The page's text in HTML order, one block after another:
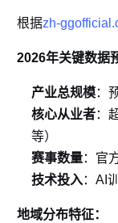
根据zh-
2026年关键数据
产业总规模：
核心从业者：
等）
赛事数量：官
技术投入：AI
地域分布特征：